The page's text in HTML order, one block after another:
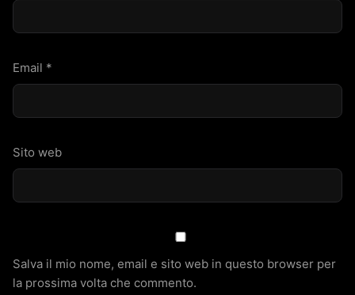
Email *
Sito web
Salva il mio nome, email e sito web in questo browser per
la prossima volta che commento.